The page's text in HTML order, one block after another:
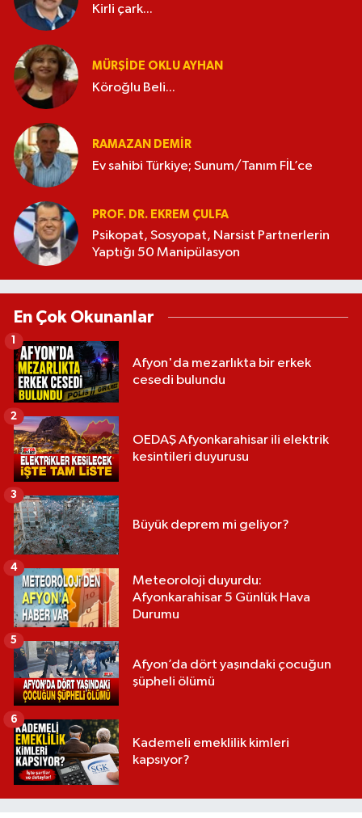
Kirli çark...
MÜRŞIDE OKLU AYHAN
Köroğlu Beli...
RAMAZAN DEMİR
Ev sahibi Türkiye; Sunum/Tanım FİL’ce
PROF. DR. EKREM ÇULFA
Psikopat, Sosyopat, Narsist Partnerlerin
Yaptığı 50 Manipülasyon
En Çok Okunanlar
Afyon'da mezarlıkta bir erkek
cesedi bulundu
1
OEDAŞ Afyonkarahisar ili elektrik
kesintileri duyurusu
2
Büyük deprem mi geliyor?
3
Meteoroloji duyurdu:
Afyonkarahisar 5 Günlük Hava
Durumu
4
Afyon’da dört yaşındaki çocuğun
şüpheli ölümü
5
Kademeli emeklilik kimleri
kapsıyor?
6